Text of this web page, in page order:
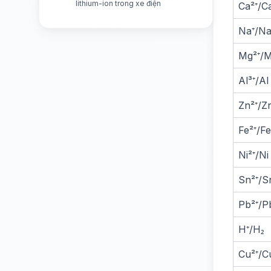
lithium-ion trong xe điện
Ca²⁺/
Na⁺/Na
Mg²⁺/
Al³⁺/Al
Zn²⁺/
Fe²⁺/Fe
Ni²⁺/Ni
Sn²⁺/
Pb²⁺/
H⁺/H₂
Cu²⁺/